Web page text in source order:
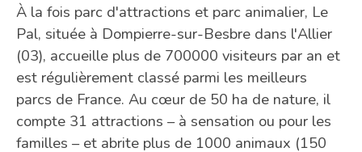
À la fois parc d'attractions et parc animalier, Le
Pal, située à Dompierre-sur-Besbre dans l'Allier
(03), accueille plus de 700000 visiteurs par an et
est régulièrement classé parmi les meilleurs
parcs de France. Au cœur de 50 ha de nature, il
compte 31 attractions – à sensation ou pour les
familles – et abrite plus de 1000 animaux (150